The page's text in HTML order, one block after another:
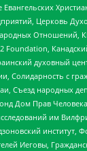
Церковь
духовный
Солидарность с
Съезд народных
Дом Прав
им
институт,
Иеговы,